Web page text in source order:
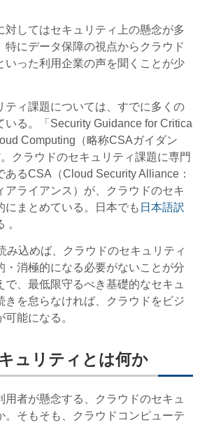
してはセキュリティ上の懸念が多
特にデータ保障の視点からクラウド
いった利用企業の声を聞くことが少
ィ課題については、すでに多くの
いる。「Security Guidance for Critica
Computing（略称CSAガイダン
クラウドのセキュリティ課題に専門
あるCSA（Cloud Security Alliance：
アライアンス）が、クラウドのセキ
にまとめている。日本でも 日本語訳
。
込めば、クラウドのセキュリティ
・消極的になる必要がないことが分
、最低限守るべき基礎的なセキュ
きを怠らなければ、クラウドをビジ
能になる。
ュリティとは何か
者が懸念する、クラウドのセキュ
。そもそも、クラウドコンピューテ